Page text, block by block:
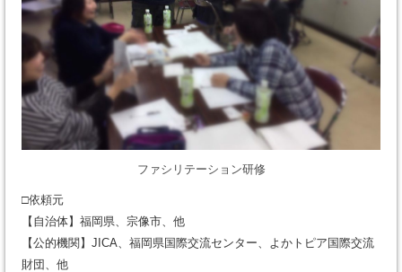
ファシリテーション研修
□依頼元
【自治体】福岡県、宗像市、他
【公的機関】JICA、福岡県国際交流センター、よかトピア国際交流
財団、他